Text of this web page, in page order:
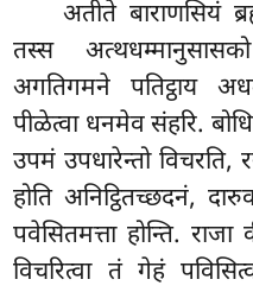
अतीते बाराणसियं
तस्स
अगतिगमने पतिट्ठाय
पीळेत्वा धनमेव संहरि.
उपमं उपधारेन्तो विचरति,
होति अनिट्ठितच्छदनं,
पवेसितमत्ता होन्ति.
विचरित्वा तं गेहं